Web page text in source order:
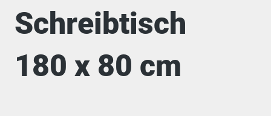
Schreibtisch
180 x 80 cm